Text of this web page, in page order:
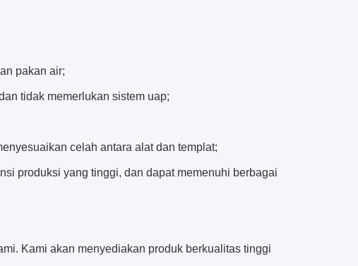
pakan air;
tidak memerlukan sistem uap;
celah antara alat dan templat;
produksi yang tinggi, dan dapat memenuhi berbagai
Kami akan menyediakan produk berkualitas tinggi